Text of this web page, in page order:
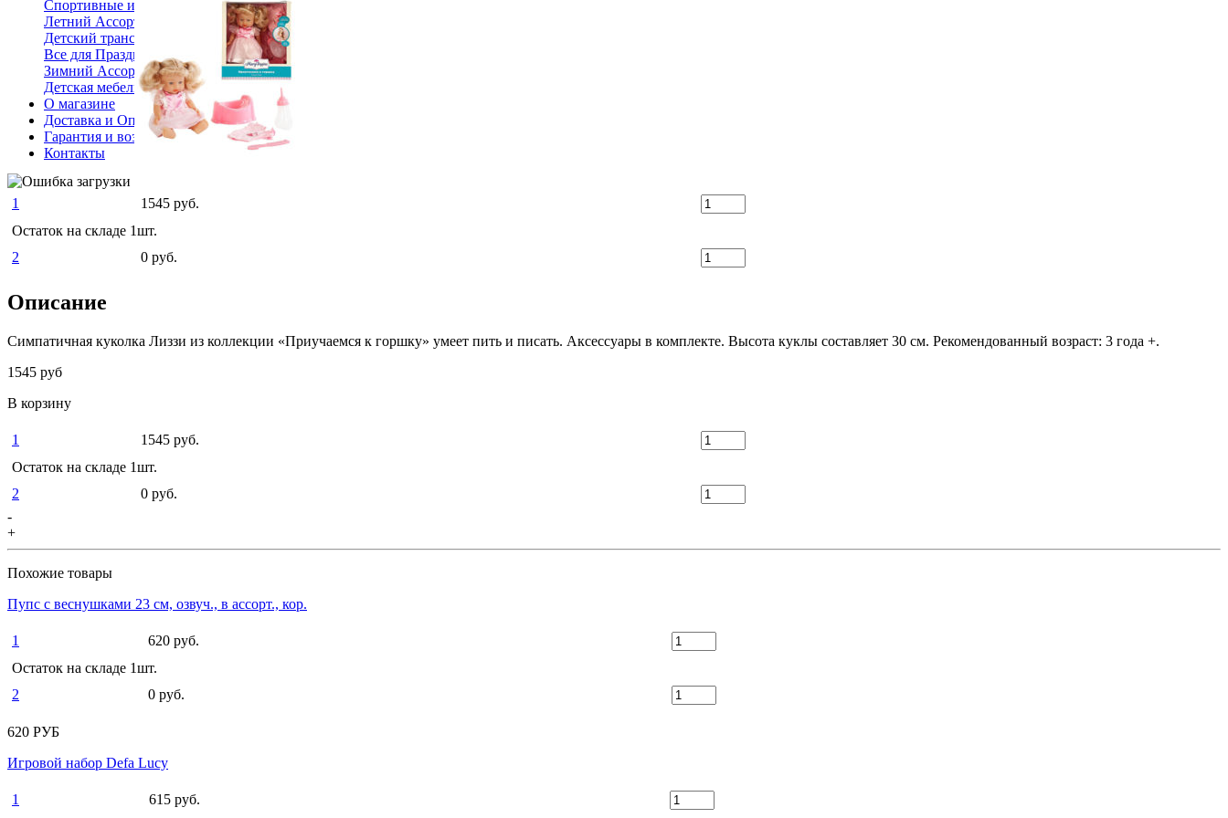
Спортивные и активные игры
Летний Ассортимент
Детский транспорт
Все для Праздника, гелевые шары
Зимний Ассортимент
Детская мебель
О магазине
Доставка и Оплата
Гарантия и возврат
Контакты
1
1545 руб.
Остаток на складе 1шт.
2
0 руб.
Описание
Симпатичная куколка Лиззи из коллекции «Приучаемся к горшку» умеет пить и писать. Аксессуары в комплекте. Высота куклы составляет 30 см. Рекомендованный возраст: 3 года +.
1545 руб
В корзину
1
1545 руб.
Остаток на складе 1шт.
2
0 руб.
-
+
Похожие товары
Пупс с веснушками 23 см, озвуч., в ассорт., кор.
1
620 руб.
Остаток на складе 1шт.
2
0 руб.
620 РУБ
Игровой набор Defa Lucy
1
615 руб.